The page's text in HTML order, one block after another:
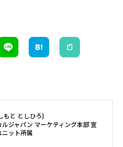
もと としひろ)
ジャパン マーケティング本部 宣
ット所属